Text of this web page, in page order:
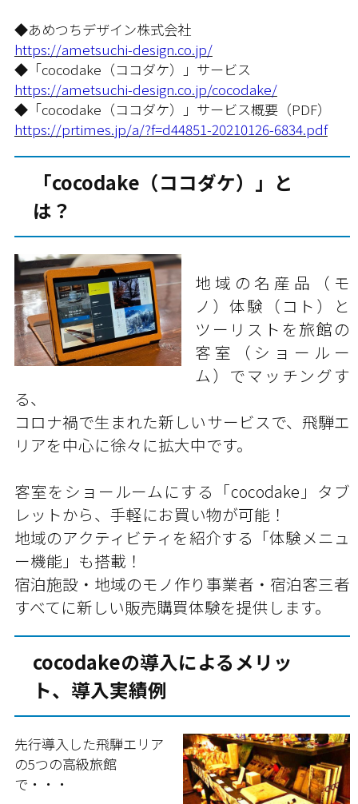
◆あめつちデザイン株式会社
https://ametsuchi-design.co.jp/
◆「cocodake（ココダケ）」サービス
https://ametsuchi-design.co.jp/cocodake/
◆「cocodake（ココダケ）」サービス概要（PDF）
https://prtimes.jp/a/?f=d44851-20210126-6834.pdf
「cocodake（ココダケ）」と
は？
地域の名産品（モ
ノ）体験（コト）と
ツーリストを旅館の
客室（ショールー
ム）でマッチングす
る、
コロナ禍で生まれた新しいサービスで、飛騨エ
リアを中心に徐々に拡大中です。
客室をショールームにする「cocodake」タブ
レットから、手軽にお買い物が可能！
地域のアクティビティを紹介する「体験メニュ
ー機能」も搭載！
宿泊施設・地域のモノ作り事業者・宿泊客三者
すべてに新しい販売購買体験を提供します。
cocodakeの導入によるメリッ
ト、導入実績例
先行導入した飛騨エリア
の5つの高級旅館
で・・・